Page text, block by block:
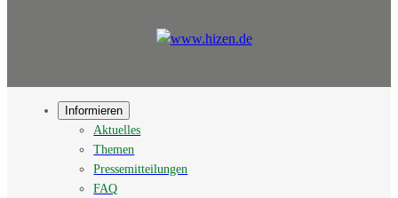
Informieren
Aktuelles
Themen
Pressemitteilungen
FAQ